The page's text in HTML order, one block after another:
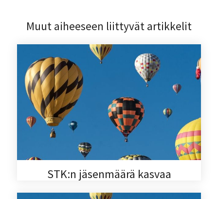
Muut aiheeseen liittyvät artikkelit
STK:n jäsenmäärä kasvaa